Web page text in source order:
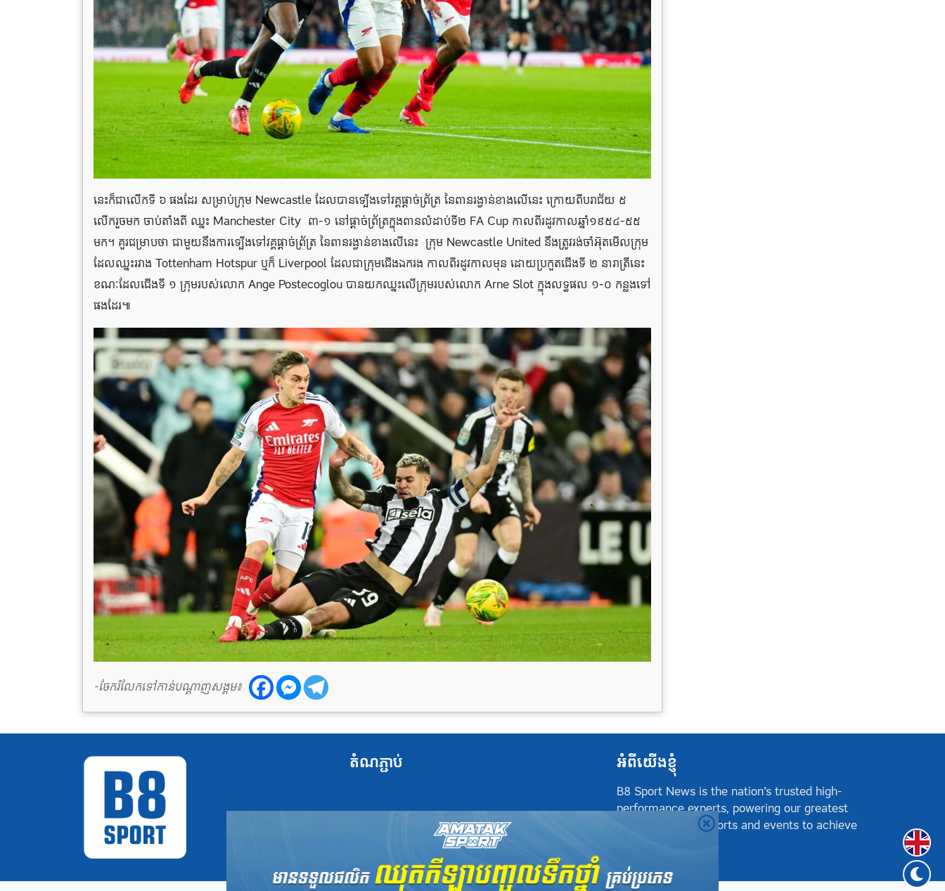
នេះក៏ជាលើកទី ៦ ផងដែរ សម្រាប់ក្រុម Newcastle ដែលបានទ្បើងទៅវគ្គផ្តាច់ព្រ័ត្រ នៃពានរង្វាន់ខាងលើនេះ ក្រោយពីបរាជ័យ ៥
លើករួចមក ចាប់តាំងពី ឈ្នះ Manchester City ៣-១ នៅផ្តាច់ព្រ័ត្រក្នុងពានលំដាប់ទី២ FA Cup កាលពីរដូវកាលឆ្នាំ១៩៥៤-៥៥
មក។ គួរជម្រាបថា ជាមួយនឹងការទ្បើងទៅវគ្គផ្តាច់ព្រ័ត្រ នៃពានរង្វាន់ខាងលើនេះ ក្រុម Newcastle United នឹងត្រូវរង់ចាំអ៊ុតមើលក្រុម
ដែលឈ្នះរវាង Tottenham Hotspur ឬក៏ Liverpool ដែលជាក្រុមជើងឯករង កាលពីរដូវកាលមុន ដោយប្រកួតជើងទី ២ នារាត្រីនេះ
ខណៈដែលជើងទី ១ ក្រុមរបស់លោក Ange Postecoglou បានយកឈ្នះលើក្រុមរបស់លោក Arne Slot ក្នុងលទ្ធផល ១-០ កន្លងទៅ
ផងដែរ៕
-ចែករំលែកទៅកាន់បណ្តាញសង្គម៖
តំណភ្ជាប់ អំពីយើងខ្ញុំ
B8 Sport News is the nation’s trusted high-
performance experts, powering our greatest
athletes, teams, sports and events to achieve